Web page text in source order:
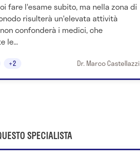
fare l'esame subito, ma nella zona di
risulterà un'elevata attività
confonderà i medici, che
le...
+2 Dr. Marco Castellazzi
SPECIALISTA